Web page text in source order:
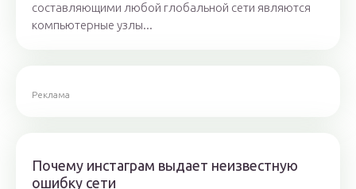
составляющими любой глобальной сети являются
компьютерные узлы...
Реклама
Почему инстаграм выдает неизвестную
ошибку сети